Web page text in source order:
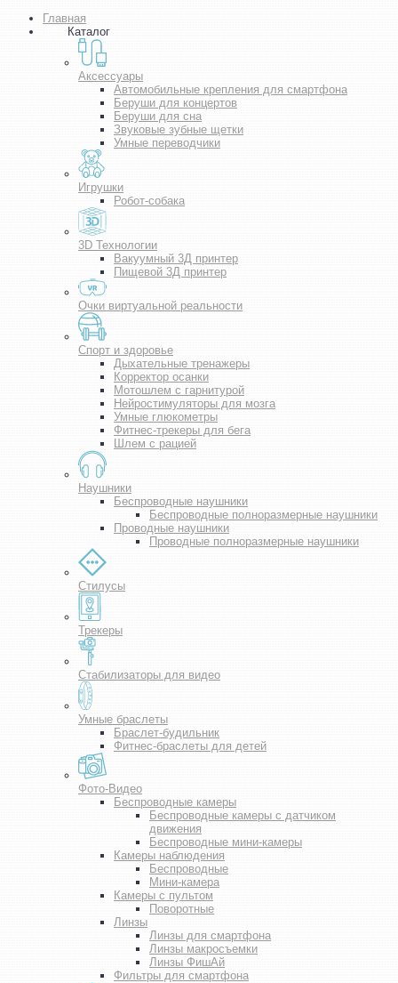
Главная
Каталог
Аксессуары
Автомобильные крепления для смартфона
Беруши для концертов
Беруши для сна
Звуковые зубные щетки
Умные переводчики
Игрушки
Робот-собака
3D Технологии
Вакуумный 3Д принтер
Пищевой 3Д принтер
Очки виртуальной реальности
Спорт и здоровье
Дыхательные тренажеры
Корректор осанки
Мотошлем с гарнитурой
Нейростимуляторы для мозга
Умные глюкометры
Фитнес-трекеры для бега
Шлем с рацией
Наушники
Беспроводные наушники
Беспроводные полноразмерные наушники
Проводные наушники
Проводные полноразмерные наушники
Стилусы
Трекеры
Стабилизаторы для видео
Умные браслеты
Браслет-будильник
Фитнес-браслеты для детей
Фото-Видео
Беспроводные камеры
Беспроводные камеры с датчиком
движения
Беспроводные мини-камеры
Камеры наблюдения
Беспроводные
Мини-камера
Камеры с пультом
Поворотные
Линзы
Линзы для смартфона
Линзы макросъемки
Линзы ФишАй
Фильтры для смартфона